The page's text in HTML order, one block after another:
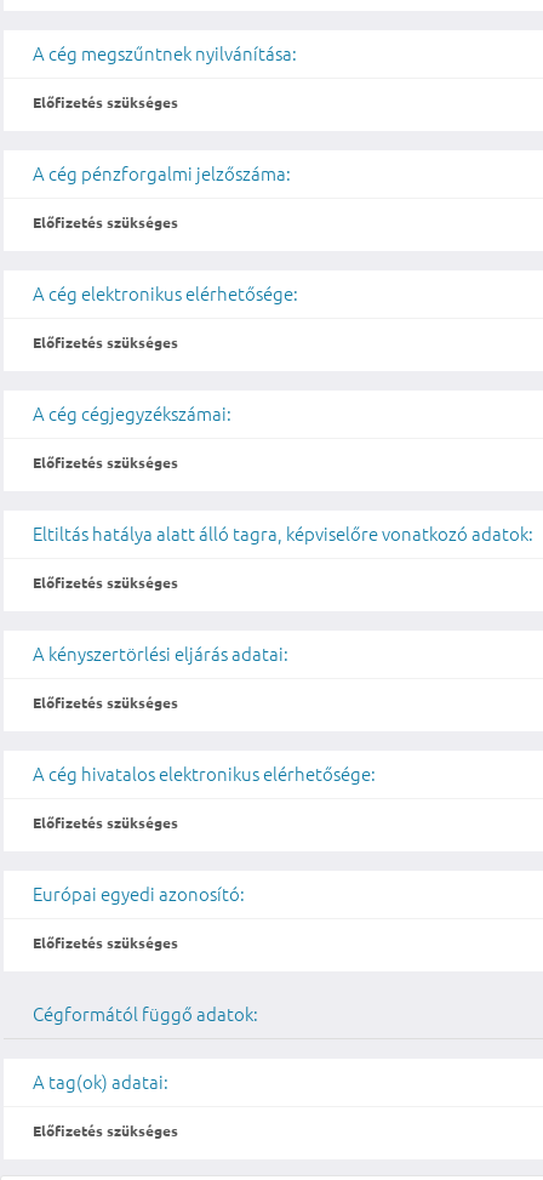
A cég megszűntnek nyilvánítása:
Előfizetés szükséges
A cég pénzforgalmi jelzőszáma:
Előfizetés szükséges
A cég elektronikus elérhetősége:
Előfizetés szükséges
A cég cégjegyzékszámai:
Előfizetés szükséges
Eltiltás hatálya alatt álló tagra, képviselőre vonatkozó adatok:
Előfizetés szükséges
A kényszertörlési eljárás adatai:
Előfizetés szükséges
A cég hivatalos elektronikus elérhetősége:
Előfizetés szükséges
Európai egyedi azonosító:
Előfizetés szükséges
Cégformától függő adatok:
A tag(ok) adatai:
Előfizetés szükséges